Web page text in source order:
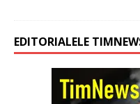
EDITORIALELE